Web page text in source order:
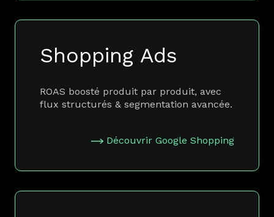
Shopping Ads
ROAS boosté produit par produit, avec
flux structurés & segmentation avancée.
Découvrir Google Shopping